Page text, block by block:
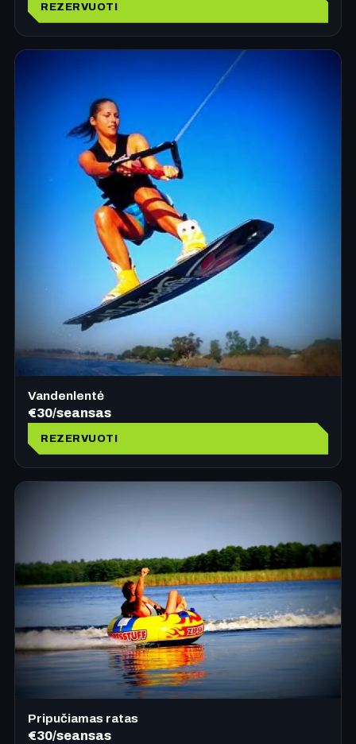
REZERVUOTI
Vandenlentė
€30/seansas
REZERVUOTI
Pripučiamas ratas
€30/seansas